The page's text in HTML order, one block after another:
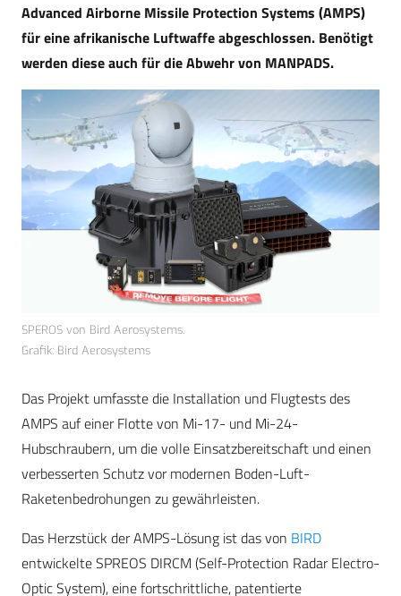
Advanced Airborne Missile Protection Systems (AMPS)
für eine afrikanische Luftwaffe abgeschlossen. Benötigt
werden diese auch für die Abwehr von MANPADS.
SPEROS von Bird Aerosystems.
Grafik: Bird Aerosystems
Das Projekt umfasste die Installation und Flugtests des
AMPS auf einer Flotte von Mi-17- und Mi-24-
Hubschraubern, um die volle Einsatzbereitschaft und einen
verbesserten Schutz vor modernen Boden-Luft-
Raketenbedrohungen zu gewährleisten.
Das Herzstück der AMPS-Lösung ist das von BIRD
entwickelte SPREOS DIRCM (Self-Protection Radar Electro-
Optic System), eine fortschrittliche, patentierte